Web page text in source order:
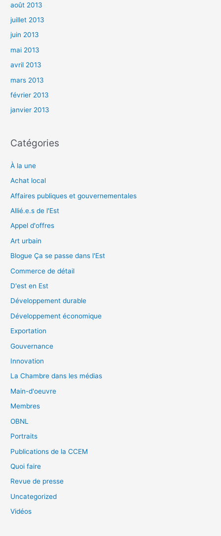
août 2013
juillet 2013
juin 2013
mai 2013
avril 2013
mars 2013
février 2013
janvier 2013
Catégories
À la une
Achat local
Affaires publiques et gouvernementales
Allié.e.s de l'Est
Appel d'offres
Art urbain
Blogue Ça se passe dans l'Est
Commerce de détail
D'est en Est
Développement durable
Développement économique
Exportation
Gouvernance
Innovation
La Chambre dans les médias
Main-d'oeuvre
Membres
OBNL
Portraits
Publications de la CCEM
Quoi faire
Revue de presse
Uncategorized
Vidéos